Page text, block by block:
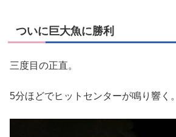
ついに巨大魚に勝利
三度目の正直。
5分ほどでヒットセンターが鳴り響く。